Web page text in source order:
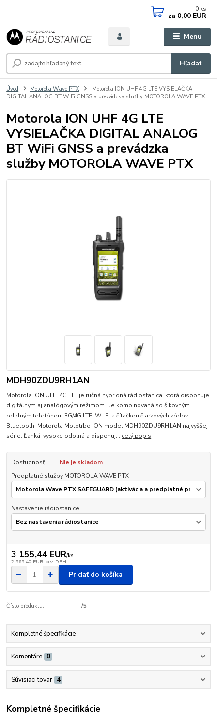
Menu
Hľadať
0 ks
za 0,00 EUR
Úvod Motorola Wave PTX
Motorola ION UHF 4G LTE VYSIELAČKA
DIGITAL ANALOG BT WiFi GNSS a prevádzka služby MOTOROLA WAVE PTX
Motorola ION UHF 4G LTE
VYSIELAČKA DIGITAL ANALOG
BT WiFi GNSS a prevádzka
služby MOTOROLA WAVE PTX
MDH90ZDU9RH1AN
Motorola ION UHF 4G LTE je ručná hybridná rádiostanica, ktorá disponuje
digitálnym aj analógovým režimom . Je kombinovaná so šikovným
odolným telefónom 3G/4G LTE, Wi-Fi a čítačkou čiarkových kódov,
Bluetooth, Motorola Mototrbo ION model MDH90ZDU9RH1AN najvyššej
série. Ľahká, vysoko odolná a disponuj... celý popis
Dostupnosť
Nie je skladom
Predplatné služby MOTOROLA WAVE PTX
Nastavenie rádiostanice
3 155,44 EUR/ks
2 565,40 EUR bez DPH
Pridať do košíka
Číslo produktu: /5
Kompletné špecifikácie
Komentáre 0
Súvisiaci tovar 4
Kompletné špecifikácie